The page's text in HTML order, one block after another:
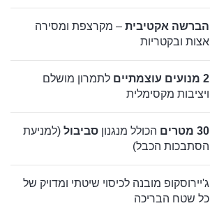
הברשה אקטיבית – מקרצפת ומסירה
אצות ובקטריות
2 מנועים עוצמתיים
לתמרון מושלם
ויציבות מקסימלית
30 מטרים הכולל מנגנון סביבול (למניעת
הסתבכות הכבל)
ג'יירוסקופ מובנה לכיסוי שיטתי ומדויק של
כל שטח הבריכה